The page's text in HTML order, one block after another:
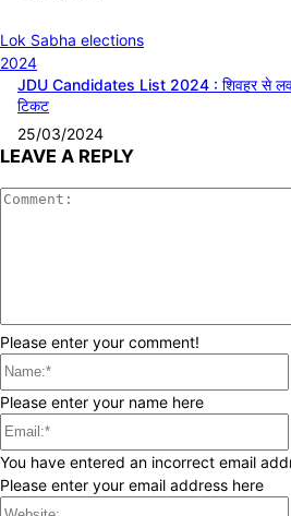
Lok Sabha elections
2024
JDU Candidates List 2024 : शिवहर से
टिकट
25/03/2024
LEAVE A REPLY
Please enter your comment!
Please enter your name here
You have entered an incorrect email
Please enter your email address here